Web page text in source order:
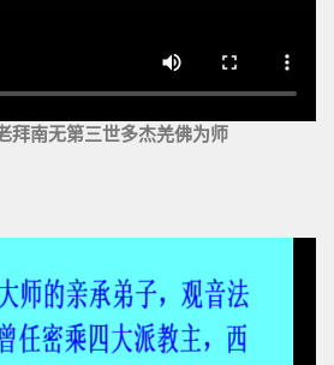
拜南无第三世多杰羌佛为师